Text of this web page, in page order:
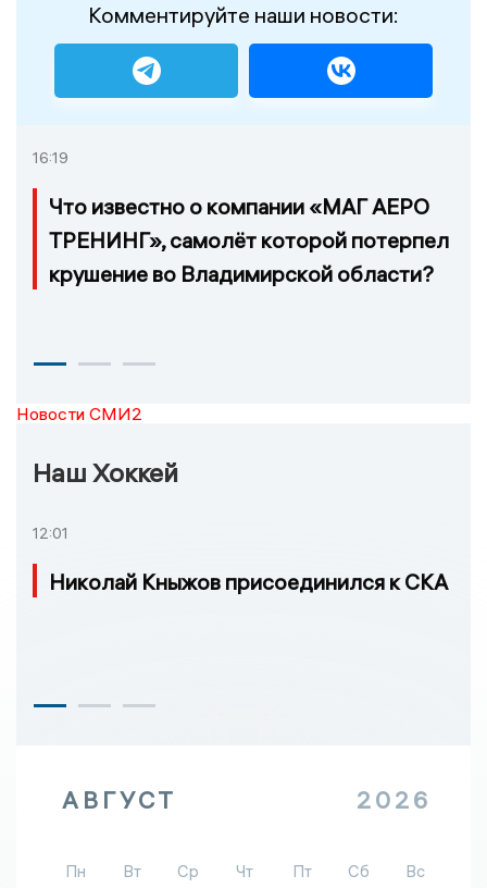
Комментируйте наши новости:
16:19
Что известно о компании «МАГ АЕРО
ТРЕНИНГ», самолёт которой потерпел
крушение во Владимирской области?
Новости СМИ2
Наш Хоккей
12:01
Николай Кныжов присоединился к СКА
АВГУСТ 2026
Пн Вт Ср Чт Пт Сб Вс